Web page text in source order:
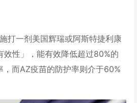
打一剂美国辉瑞或阿斯特捷利康
性」，能有效降低超过80%的
而AZ疫苗的防护率则介于60%